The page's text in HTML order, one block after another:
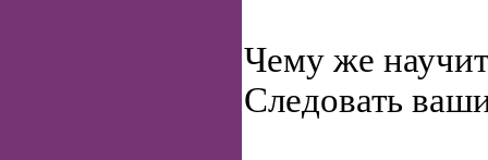
Чему же
Следовать